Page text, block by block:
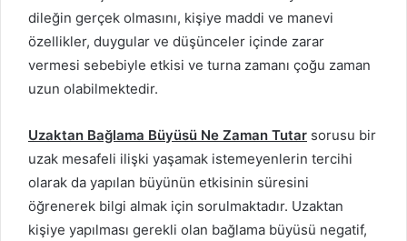
dileğin gerçek olmasını, kişiye maddi ve manevi
özellikler, duygular ve düşünceler içinde zarar
vermesi sebebiyle etkisi ve turna zamanı çoğu zaman
uzun olabilmektedir.
Uzaktan Bağlama Büyüsü Ne Zaman Tutar sorusu bir
uzak mesafeli ilişki yaşamak istemeyenlerin tercihi
olarak da yapılan büyünün etkisinin süresini
öğrenerek bilgi almak için sorulmaktadır. Uzaktan
kişiye yapılması gerekli olan bağlama büyüsü negatif,